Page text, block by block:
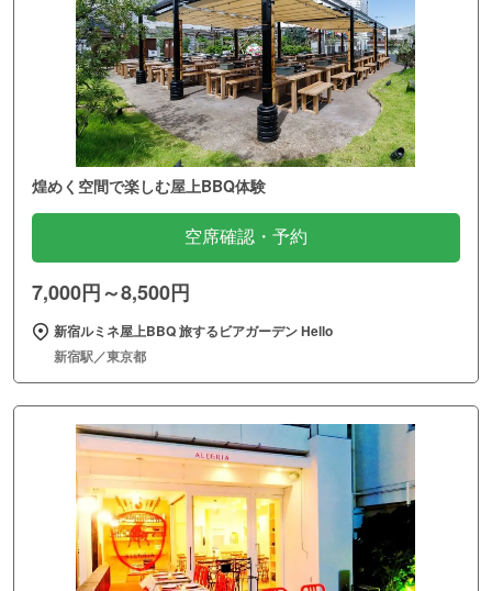
煌めく空間で楽しむ屋上BBQ体験
空席確認・予約
7,000円～8,500円
新宿ルミネ屋上BBQ 旅するビアガーデン Hello
新宿駅／東京都